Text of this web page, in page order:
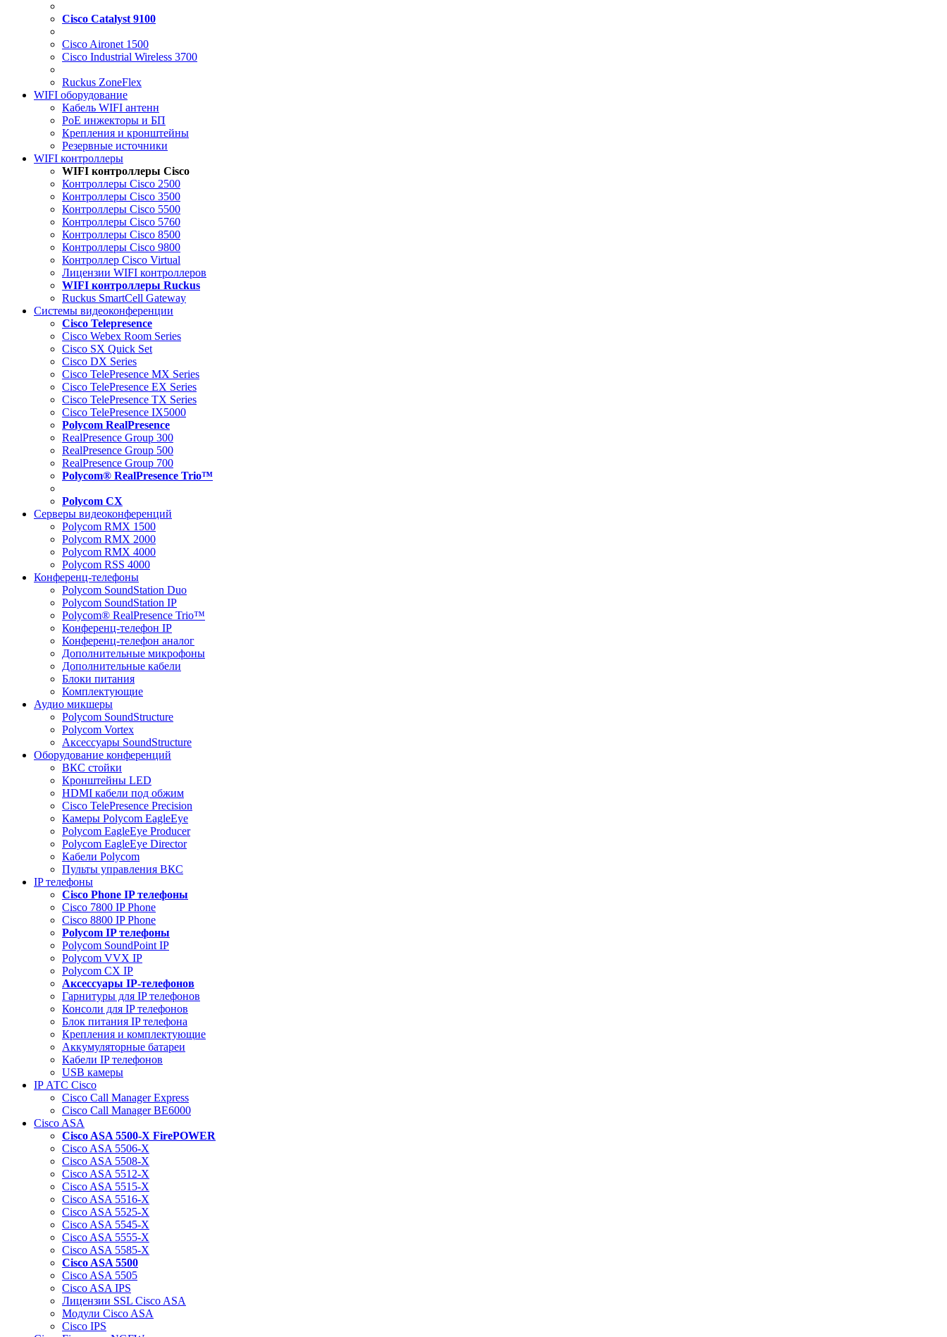
Cisco Catalyst 9100
Cisco Aironet 1500
Cisco Industrial Wireless 3700
Ruckus ZoneFlex
WIFI оборудование
Кабель WIFI антенн
PoE инжекторы и БП
Крепления и кронштейны
Резервные источники
WIFI контроллеры
WIFI контроллеры Cisco
Контроллеры Cisco 2500
Контроллеры Cisco 3500
Контроллеры Cisco 5500
Контроллеры Cisco 5760
Контроллеры Cisco 8500
Контроллеры Cisco 9800
Контроллер Cisco Virtual
Лицензии WIFI контроллеров
WIFI контроллеры Ruckus
Ruckus SmartCell Gateway
Системы видеоконференции
Cisco Telepresence
Cisco Webex Room Series
Cisco SX Quick Set
Cisco DX Series
Cisco TelePresence MX Series
Cisco TelePresence EX Series
Cisco TelePresence TX Series
Cisco TelePresence IX5000
Polycom RealPresence
RealPresence Group 300
RealPresence Group 500
RealPresence Group 700
Polycom® RealPresence Trio™
Polycom CX
Серверы видеоконференций
Polycom RMX 1500
Polycom RMX 2000
Polycom RMX 4000
Polycom RSS 4000
Конференц-телефоны
Polycom SoundStation Duo
Polycom SoundStation IP
Polycom® RealPresence Trio™
Конференц-телефон IP
Конференц-телефон аналог
Дополнительные микрофоны
Дополнительные кабели
Блоки питания
Комплектующие
Аудио микшеры
Polycom SoundStructure
Polycom Vortex
Аксессуары SoundStructure
Оборудование конференций
ВКС стойки
Кронштейны LED
HDMI кабели под обжим
Cisco TelePresence Precision
Камеры Polycom EagleEye
Polycom EagleEye Producer
Polycom EagleEye Director
Кабели Polycom
Пульты управления ВКС
IP телефоны
Сisco Phone IP телефоны
Cisco 7800 IP Phone
Cisco 8800 IP Phone
Polycom IP телефоны
Polycom SoundPoint IP
Polycom VVX IP
Polycom CX IP
Аксессуары IP-телефонов
Гарнитуры для IP телефонов
Консоли для IP телефонов
Блок питания IP телефона
Крепления и комплектующие
Аккумуляторные батареи
Кабели IP телефонов
USB камеры
IP АТС Cisco
Cisco Call Manager Express
Cisco Call Manager BE6000
Cisco ASA
Cisco ASA 5500-X FirePOWER
Cisco ASA 5506-X
Cisco ASA 5508-X
Cisco ASA 5512-X
Cisco ASA 5515-X
Cisco ASA 5516-X
Cisco ASA 5525-X
Cisco ASA 5545-X
Cisco ASA 5555-X
Cisco ASA 5585-X
Cisco ASA 5500
Cisco ASA 5505
Cisco ASA IPS
Лицензии SSL Cisco ASA
Модули Cisco ASA
Cisco IPS